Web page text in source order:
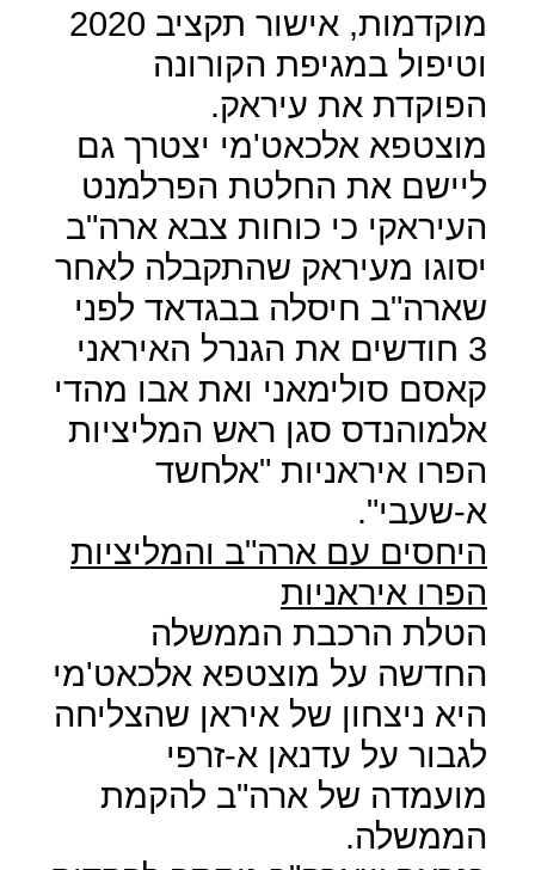
מוקדמות, אישור תקציב 2020
וטיפול במגיפת הקורונה
הפוקדת את עיראק.
מוצטפא אלכאט'מי יצטרך גם
ליישם את החלטת הפרלמנט
העיראקי כי כוחות צבא ארה"ב
יסוגו מעיראק שהתקבלה לאחר
שארה"ב חיסלה בבגדאד לפני
3 חודשים את הגנרל האיראני
קאסם סולימאני ואת אבו מהדי
אלמוהנדס סגן ראש המליציות
הפרו איראניות "אלחשד
א-שעבי".
היחסים עם ארה"ב והמליציות
הפרו איראניות
הטלת הרכבת הממשלה
החדשה על מוצטפא אלכאט'מי
היא ניצחון של איראן שהצליחה
לגבור על עדנאן א-זרפי
מועמדה של ארה"ב להקמת
הממשלה.